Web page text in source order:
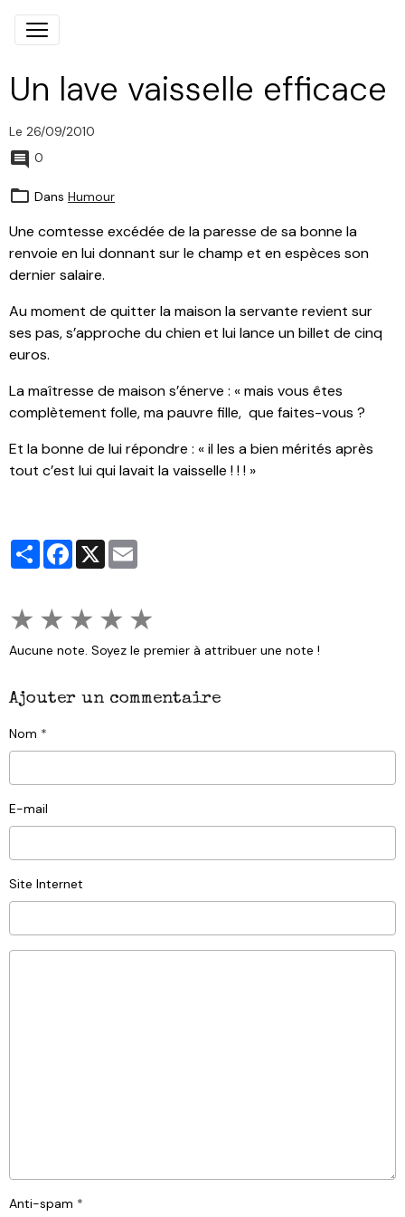
Un lave vaisselle efficace
Le 26/09/2010
0
Dans Humour
Une comtesse excédée de la paresse de sa bonne la
renvoie en lui donnant sur le champ et en espèces son
dernier salaire.
Au moment de quitter la maison la servante revient sur
ses pas, s’approche du chien et lui lance un billet de cinq
euros.
La maîtresse de maison s’énerve : « mais vous êtes
complètement folle, ma pauvre fille, que faites-vous ?
Et la bonne de lui répondre : « il les a bien mérités après
tout c’est lui qui lavait la vaisselle ! ! ! »
PartagerFacebook
X
★ ★ ★ ★ ★
Aucune note. Soyez le premier à attribuer une note !
Ajouter un commentaire
Nom
E-mail
Site Internet
Anti-spam